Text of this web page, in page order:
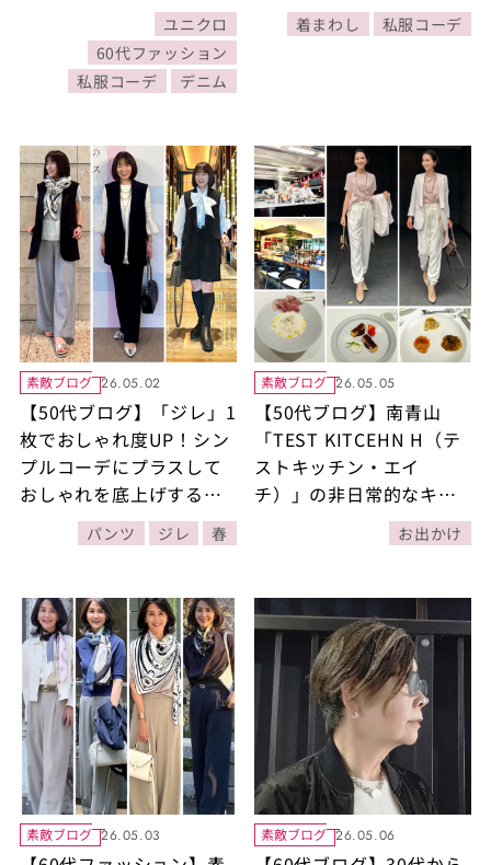
ィネートはどうする？｜
素敵ブロガー豊田真由美
ユニクロ
60代ファッション
私服コーデ
デニム
ロガー桜井智子さん
着まわし 私服コーデ
素敵ブログ 26.05.02
【50代ブログ】「ジレ」1
枚でおしゃれ度UP！シン
プルコーデにプラスして
おしゃれを底上げするジ
レの着こなし3選
パンツ ジレ 春
素敵ブログ 26.05.05
【50代ブログ】南青山
「TEST KITCEHN H（テ
ストキッチン・エイ
チ）」の非日常的なキッ
チンライブ空間で味わう
極上イタリアン！程よい
コーデもご紹介！
お出かけ
素敵ブログ 26.05.03 素敵ブログ 26.05.06